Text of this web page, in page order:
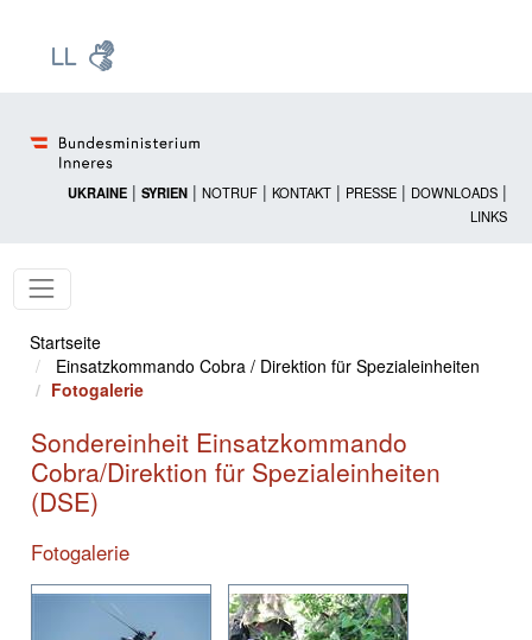
UKRAINE | SYRIEN | NOTRUF | KONTAKT | PRESSE | DOWNLOADS |
LINKS
Startseite
Einsatzkommando Cobra / Direktion für Spezialeinheiten
Fotogalerie
Sondereinheit Einsatzkommando
Cobra/Direktion für Spezialeinheiten
(DSE)
Fotogalerie